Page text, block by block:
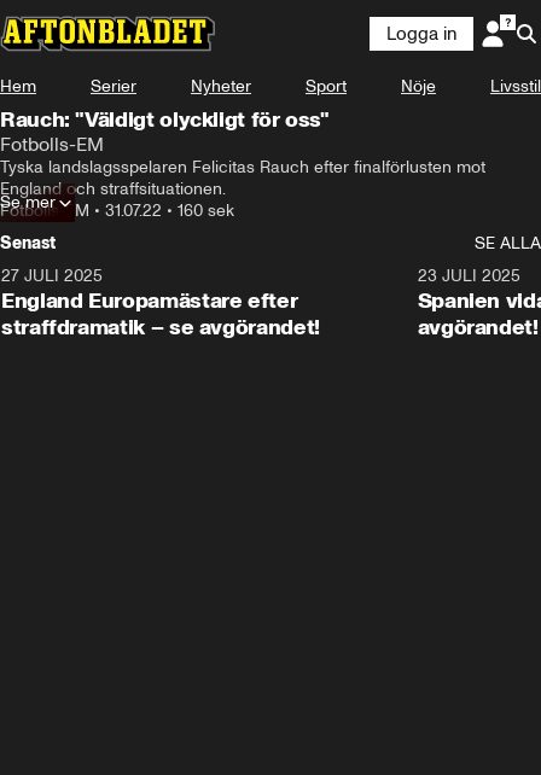
Logga in
Hem Serier Nyheter Sport Nöje Livsstil
Rauch: "Väldigt olyckligt för oss"
Fotbolls-EM
Tyska landslagsspelaren Felicitas Rauch efter finalförlusten mot
England och straffsituationen.
Fotbolls-EM • 31.07.22 • 160 sek
Se mer
Senast
SE ALLA
27 JULI 2025
England Europamästare efter
straffdramatik – se avgörandet!
23 JULI 2025
Spanien
avgörandet!